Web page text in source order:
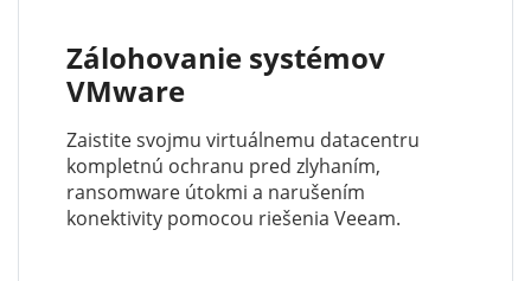
Zálohovanie systémov
VMware
Zaistite svojmu virtuálnemu datacentru
kompletnú ochranu pred zlyhaním,
ransomware útokmi a narušením
konektivity pomocou riešenia Veeam.